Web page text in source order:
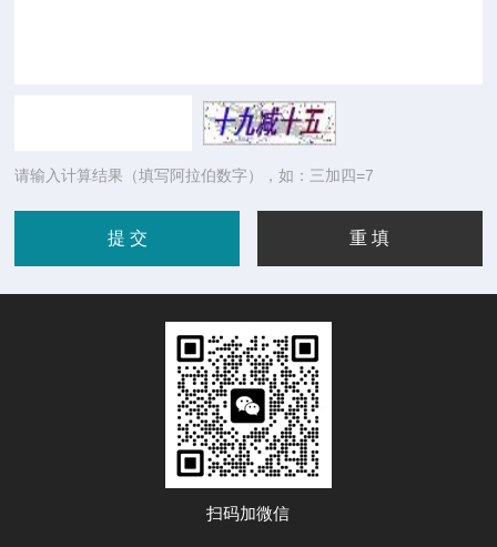
请输入计算结果（填写阿拉伯数字），如：三加四=7
扫码加微信